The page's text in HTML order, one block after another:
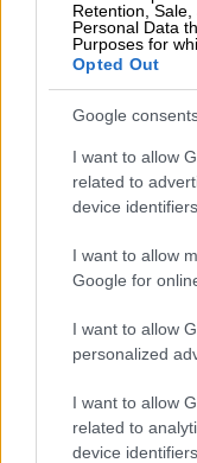
Retention,
Personal Data
Purposes for
Opted Out
Google
I want to allow
related to
device
I want to allow
Google for
I want to allow
personalized
I want to allow
related to
device
Procountor
Sopimuskone
Finago Sign
Procountor
Tutustu
Tutustu